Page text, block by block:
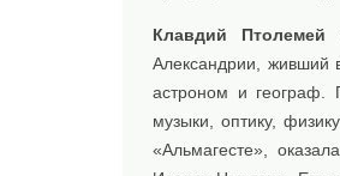
Клавдий Птолемей
Александрии, живший
астроном и географ.
музыки, оптику,
«Альмагесте»,